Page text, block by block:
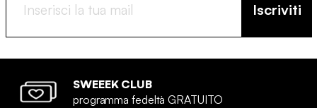
Iscriviti
SWEEEK CLUB
programma fedeltà GRATUITO